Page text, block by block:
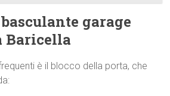
garage
Baricella
è il blocco della porta, che